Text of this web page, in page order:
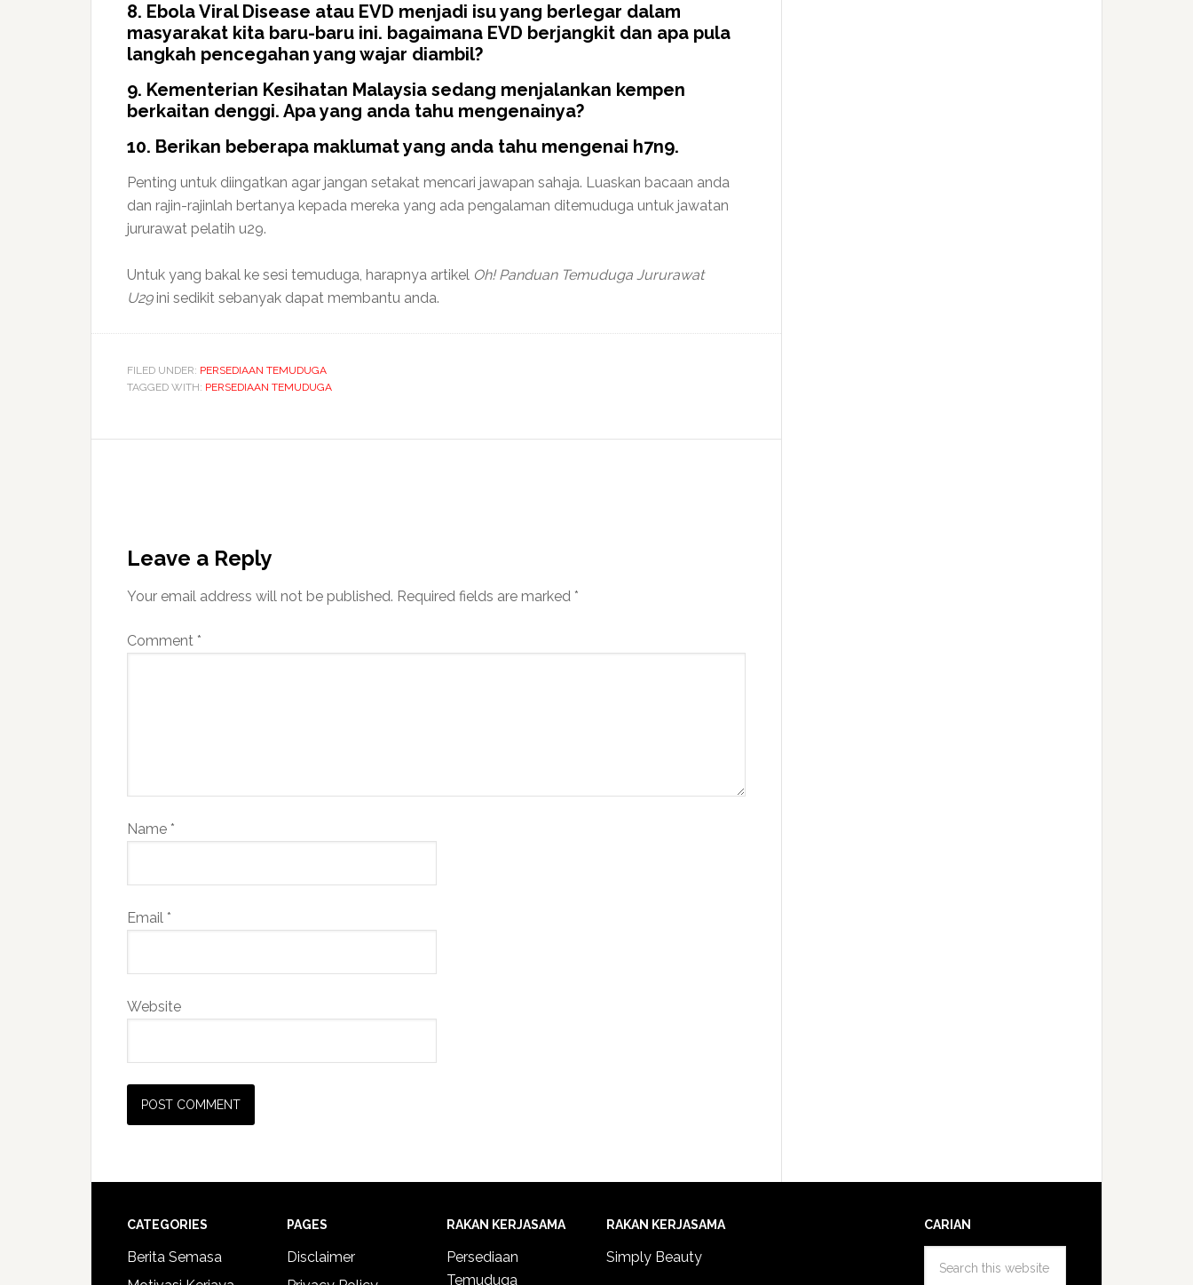
8. Ebola Viral Disease atau EVD menjadi isu yang berlegar dalam
masyarakat kita baru-baru ini. bagaimana EVD berjangkit dan apa pula
langkah pencegahan yang wajar diambil?
9. Kementerian Kesihatan Malaysia sedang menjalankan kempen
berkaitan denggi. Apa yang anda tahu mengenainya?
10. Berikan beberapa maklumat yang anda tahu mengenai h7n9.
Penting untuk diingatkan agar jangan setakat mencari jawapan sahaja. Luaskan bacaan anda
dan rajin-rajinlah bertanya kepada mereka yang ada pengalaman ditemuduga untuk jawatan
jururawat pelatih u29.
Untuk yang bakal ke sesi temuduga, harapnya artikel Oh! Panduan Temuduga Jururawat
U29 ini sedikit sebanyak dapat membantu anda.
FILED UNDER: PERSEDIAAN TEMUDUGA
TAGGED WITH: PERSEDIAAN TEMUDUGA
Leave a Reply
Your email address will not be published. Required fields are marked *
Comment *
Name *
Email *
Website
CATEGORIES
Berita Semasa
PAGES
Disclaimer
RAKAN KERJASAMA
Persediaan
Temuduga
RAKAN KERJASAMA
Simply Beauty
CARIAN